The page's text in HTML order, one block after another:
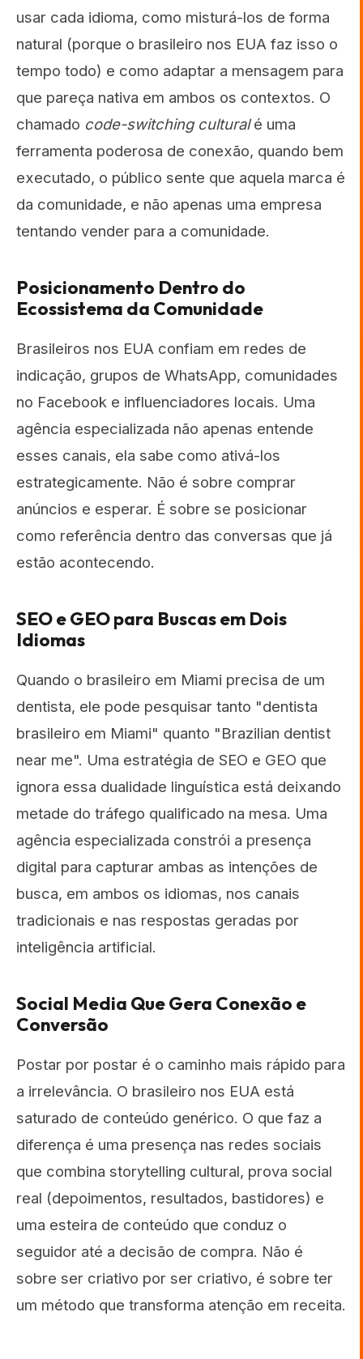
usar cada idioma, como misturá-los de forma
natural (porque o brasileiro nos EUA faz isso o
tempo todo) e como adaptar a mensagem para
que pareça nativa em ambos os contextos. O
chamado code-switching culturalé uma
ferramenta poderosa de conexão, quando bem
executado, o público sente que aquela marca é
da comunidade, e não apenas uma empresa
tentando vender para a comunidade.
Posicionamento Dentro do
Ecossistema da Comunidade
Brasileiros nos EUA confiam em redes de
indicação, grupos de WhatsApp, comunidades
no Facebook e influenciadores locais. Uma
agência especializada não apenas entende
esses canais, ela sabe como ativá-los
estrategicamente. Não é sobre comprar
anúncios e esperar. É sobre se posicionar
como referência dentro das conversas que já
estão acontecendo.
SEO e GEO para Buscas em Dois
Idiomas
Quando o brasileiro em Miami precisa de um
dentista, ele pode pesquisar tanto "dentista
brasileiro em Miami" quanto "Brazilian dentist
near me". Uma estratégia de SEO e GEO que
ignora essa dualidade linguística está deixando
metade do tráfego qualificado na mesa. Uma
agência especializada constrói a presença
digital para capturar ambas as intenções de
busca, em ambos os idiomas, nos canais
tradicionais e nas respostas geradas por
inteligência artificial.
Social Media Que Gera Conexão e
Conversão
Postar por postar é o caminho mais rápido para
a irrelevância. O brasileiro nos EUA está
saturado de conteúdo genérico. O que faz a
diferença é uma presença nas redes sociais
que combina storytelling cultural, prova social
real (depoimentos, resultados, bastidores) e
uma esteira de conteúdo que conduz o
seguidor até a decisão de compra. Não é
sobre ser criativo por ser criativo, é sobre ter
um método que transforma atenção em receita.